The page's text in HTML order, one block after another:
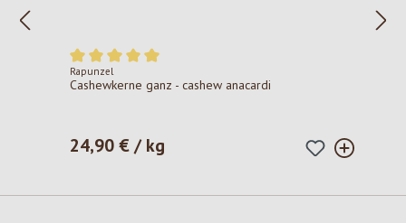
Valutazione media di 5 su 5 stelle
Rapunzel
Cashewkerne ganz - cashew anacardi
Prezzo normale:
24,90 € / kg